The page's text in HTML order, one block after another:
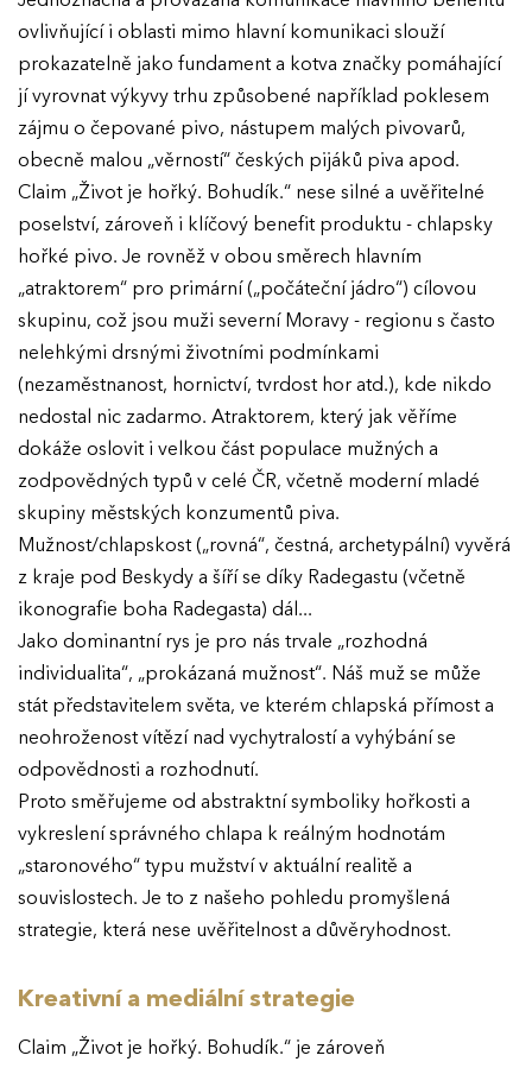
ovlivňující i oblasti mimo hlavní komunikaci slouží
prokazatelně jako fundament a kotva značky pomáhající
jí vyrovnat výkyvy trhu způsobené například poklesem
zájmu o čepované pivo, nástupem malých pivovarů,
obecně malou „věrností“ českých pijáků piva apod.
Claim „Život je hořký. Bohudík.“ nese silné a uvěřitelné
poselství, zároveň i klíčový benefit produktu - chlapsky
hořké pivo. Je rovněž v obou směrech hlavním
„atraktorem“ pro primární („počáteční jádro“) cílovou
skupinu, což jsou muži severní Moravy - regionu s často
nelehkými drsnými životními podmínkami
(nezaměstnanost, hornictví, tvrdost hor atd.), kde nikdo
nedostal nic zadarmo. Atraktorem, který jak věříme
dokáže oslovit i velkou část populace mužných a
zodpovědných typů v celé ČR, včetně moderní mladé
skupiny městských konzumentů piva.
Mužnost/chlapskost („rovná“, čestná, archetypální) vyvěrá
z kraje pod Beskydy a šíří se díky Radegastu (včetně
ikonografie boha Radegasta) dál...
Jako dominantní rys je pro nás trvale „rozhodná
individualita“, „prokázaná mužnost“. Náš muž se může
stát představitelem světa, ve kterém chlapská přímost a
neohroženost vítězí nad vychytralostí a vyhýbání se
odpovědnosti a rozhodnutí.
Proto směřujeme od abstraktní symboliky hořkosti a
vykreslení správného chlapa k reálným hodnotám
„staronového“ typu mužství v aktuální realitě a
souvislostech. Je to z našeho pohledu promyšlená
strategie, která nese uvěřitelnost a důvěryhodnost.
Kreativní a mediální strategie
Claim „Život je hořký. Bohudík.“ je zároveň